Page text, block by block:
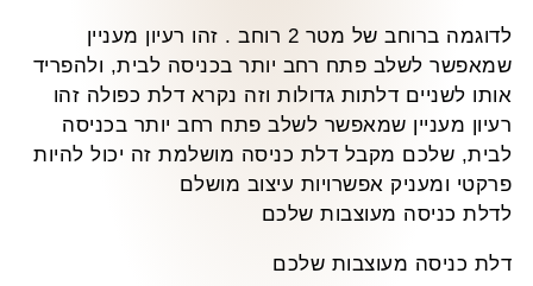
לדוגמה ברוחב של מטר 2 רוחב . זהו רעיון מעניין
לשלב פתח רחב יותר בכניסה לבית, ולהפריד
לשניים דלתות גדולות וזה נקרא דלת כפולה זהו
מעניין שמאפשר לשלב פתח רחב יותר בכניסה
שלכם מקבל דלת כניסה מושלמת זה יכול להיות
ומעניק אפשרויות עיצוב מושלם
כניסה מעוצבות שלכם
כניסה מעוצבות שלכם